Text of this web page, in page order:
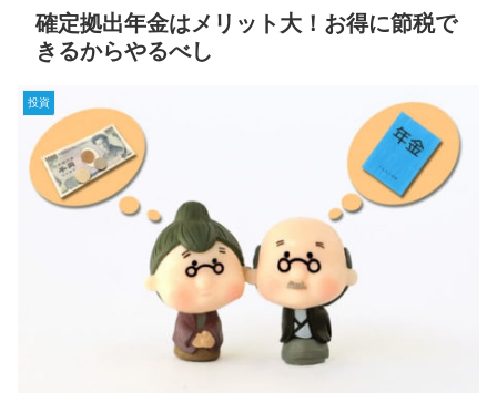
確定拠出年金はメリット大！お得に節税で
きるからやるべし
投資